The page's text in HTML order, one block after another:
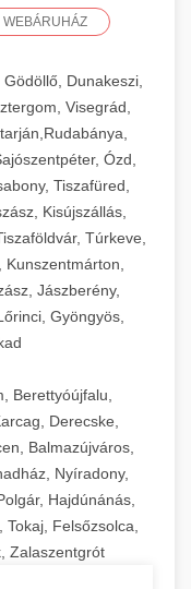
WEBÁRUHÁZ
Dunakeszi,
Visegrád,
Ózd,
Tiszafüred,
Kisújszállás,
Túrkeve,
Jászberény,
Gyöngyös,
Berettyóújfalu,
Derecske,
Balmazújváros,
Nyíradony,
Hajdúnánás,
Felsőzsolca,
Zalaszentgrót